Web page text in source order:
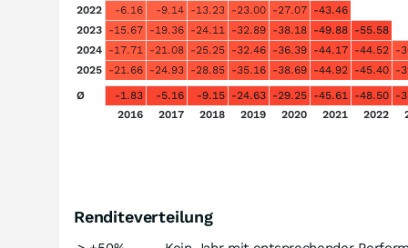
2022
-6.16 -9.14 -13.23 -23.00 -27.07 -43.46
2023 -15.67 -19.36 -24.11 -32.89 -38.18 -49.88 -55.58
2024 -17.71 -21.08 -25.25 -32.46 -36.39 -44.17 -44.52 -
2025 -21.66 -24.93 -28.85 -35.16 -38.69 -44.92 -45.40 -
Ø
-1.83 -5.16 -9.15 -24.63 -29.25 -45.61 -48.50 -
2016
2017 2018 2019 2020 2021 2022
Renditeverteilung